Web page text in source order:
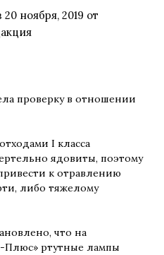
20 ноября, 2019 от
проверку в отношении
I класса
ядовиты, поэтому
к отравлению
либо тяжелому
что на
ртутные лампы